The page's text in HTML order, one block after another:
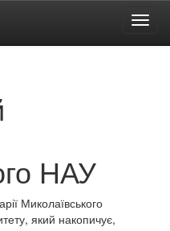
НАУ
Миколаївського
який накопичує,